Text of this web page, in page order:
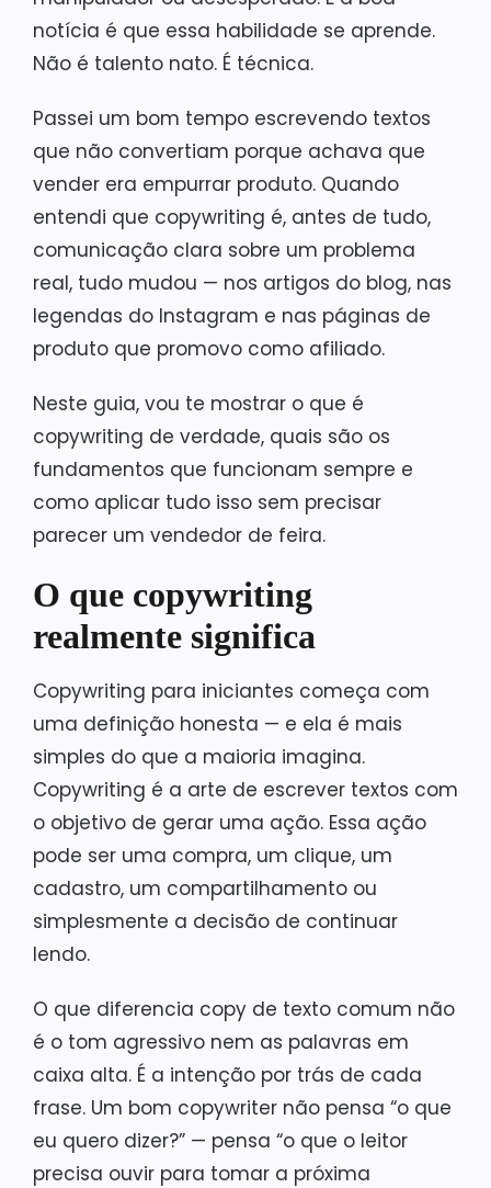
notícia é que essa habilidade se aprende.
Não é talento nato. É técnica.
Passei um bom tempo escrevendo textos
que não convertiam porque achava que
vender era empurrar produto. Quando
entendi que copywriting é, antes de tudo,
comunicação clara sobre um problema
real, tudo mudou — nos artigos do blog, nas
legendas do Instagram e nas páginas de
produto que promovo como afiliado.
Neste guia, vou te mostrar o que é
copywriting de verdade, quais são os
fundamentos que funcionam sempre e
como aplicar tudo isso sem precisar
parecer um vendedor de feira.
O que copywriting
realmente significa
Copywriting para iniciantes começa com
uma definição honesta — e ela é mais
simples do que a maioria imagina.
Copywriting é a arte de escrever textos com
o objetivo de gerar uma ação. Essa ação
pode ser uma compra, um clique, um
cadastro, um compartilhamento ou
simplesmente a decisão de continuar
lendo.
O que diferencia copy de texto comum não
é o tom agressivo nem as palavras em
caixa alta. É a intenção por trás de cada
frase. Um bom copywriter não pensa “o que
eu quero dizer?” — pensa “o que o leitor
precisa ouvir para tomar a próxima